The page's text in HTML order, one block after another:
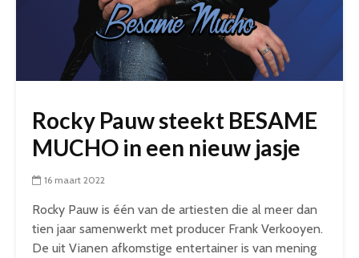
Rocky Pauw steekt BESAME
MUCHO in een nieuw jasje
16 maart 2022
Rocky Pauw is één van de artiesten die al meer dan
tien jaar samenwerkt met producer Frank Verkooyen.
De uit Vianen afkomstige entertainer is van mening